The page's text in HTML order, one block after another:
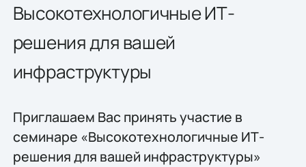
Высокотехнологичные ИТ-
решения для вашей
инфраструктуры
Приглашаем Вас принять участие в
семинаре «Высокотехнологичные ИТ-
решения для вашей инфраструктуры»